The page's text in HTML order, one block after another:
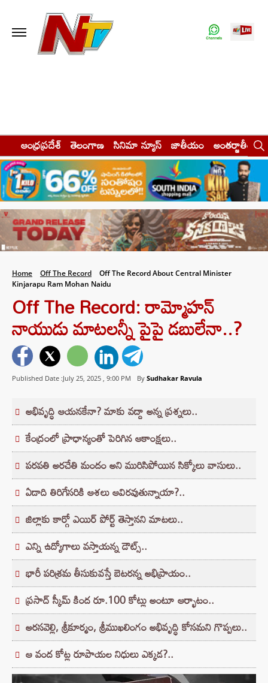
ఆంధ్రప్రదేశ్ తెలంగాణ సినిమా న్యూస్ జాతీయం అంతర్జాతీయం
Home Off The Record
Off The Record About Central Minister
Kinjarapu Ram Mohan Naidu
Off The Record: రామ్మోహన్
నాయుడు మాటలన్నీ పైపై డబులేనా..?
Published Date :July 25, 2025 , 9:00 PM By Sudhakar Ravula
అభివృద్ధి ఆయనకేనా? మాకు వద్దా అన్న ప్రశ్నలు..
కేంద్రంలో ప్రాధాన్యంతో పెరిగిన ఆకాంక్షలు..
పరపతి అరచేతి మందం అని మురిసిపోయిన సిక్కోలు వాసులు..
ఏడాది తిరిగేసరికి ఆశలు ఆవిరవుతున్నాయా?..
జిల్లాకు కార్గో ఎయిర్ పోర్ట్‌ తెస్తానని మాటలు..
ఎన్ని ఉద్యోగాలు వస్తాయన్న డౌట్స్‌..
భారీ పరిశ్రమ తీసుకువస్తే బెటరన్న అభిప్రాయం..
ప్రసాద్‌ స్కీమ్‌ కింద రూ.100 కోట్లు అంటూ ఆర్భాటం..
అరసవెల్లి, శ్రీకూర్మం, శ్రీముఖలింగం అభివృద్ధి కోసమని గొప్పలు..
ఆ వంద కోట్ల రూపాయల నిధులు ఎక్కడ?..